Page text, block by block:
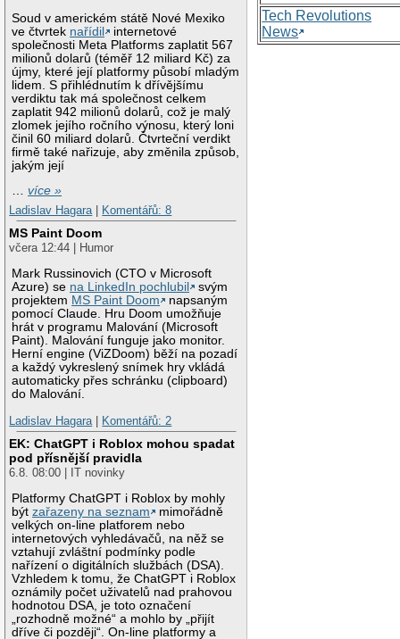
Soud v americkém státě Nové Mexiko
ve čtvrtek nařídil
internetové
společnosti Meta Platforms zaplatit 567
milionů dolarů (téměř 12 miliard Kč) za
újmy, které její platformy působí mladým
lidem. S přihlédnutím k dřívějšímu
verdiktu tak má společnost celkem
zaplatit 942 milionů dolarů, což je malý
zlomek jejího ročního výnosu, který loni
činil 60 miliard dolarů. Čtvrteční verdikt
firmě také nařizuje, aby změnila způsob,
jakým její
…více »
Ladislav Hagara
Komentářů: 8
MS Paint Doom
včera 12:44 | Humor
Mark Russinovich (CTO v Microsoft
Azure) se na LinkedIn pochlubil
svým
projektem MS Paint Doom
napsaným
pomocí Claude. Hru Doom umožňuje
hrát v programu Malování (Microsoft
Paint). Malování funguje jako monitor.
Herní engine (ViZDoom) běží na pozadí
a každý vykreslený snímek hry vkládá
automaticky přes schránku (clipboard)
do Malování.
Ladislav Hagara
Komentářů: 2
EK: ChatGPT i Roblox mohou spadat
pod přísnější pravidla
6.8. 08:00 | IT novinky
Platformy ChatGPT i Roblox by mohly
býtzařazeny na seznam
mimořádně
velkých on-line platforem nebo
internetových vyhledávačů, na něž se
vztahují zvláštní podmínky podle
nařízení o digitálních službách (DSA).
Vzhledem k tomu, že ChatGPT i Roblox
oznámily počet uživatelů nad prahovou
hodnotou DSA, je toto označení
„rozhodně možné“ a mohlo by „přijít
dříve či později“. On-line platformy a
Tech Revolutions
News